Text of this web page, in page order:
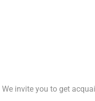
We invite you to get